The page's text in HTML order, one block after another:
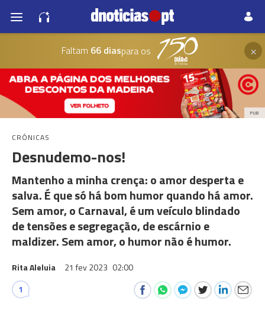
Faltam 66 diaspara os ×
PUB
CRÓNICAS
Desnudemo-nos!
Mantenho a minha crença: o amor desperta e
salva. É que só há bom humor quando há amor.
Sem amor, o Carnaval, é um veículo blindado
de tensões e segregação, de escárnio e
maldizer. Sem amor, o humor não é humor.
Rita Aleluia 21 fev 2023 02:00
1